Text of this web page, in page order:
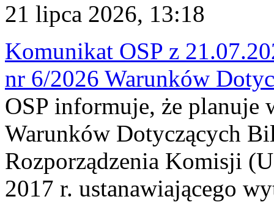
21 lipca 2026, 13:18
Komunikat OSP z
nr 6/2026 Warunków
OSP informuje, że planuje
Warunków Dotyczących
Rozporządzenia Komisji
2017 r. ustanawiającego